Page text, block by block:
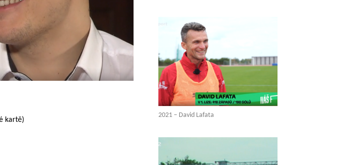
kartě)
2021 – David Lafata